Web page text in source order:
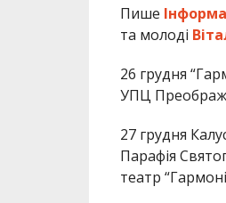
Пише
та молоді
26 грудня
УПЦ
27 грудня
Парафія
театр